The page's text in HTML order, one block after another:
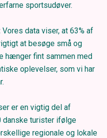
sportsudøver.
Vores data viser, at 63% af
at besøge små og
hænger fint sammen med
oplevelser, som vi har
er en vigtig del af
danske turister ifølge
regionale og lokale